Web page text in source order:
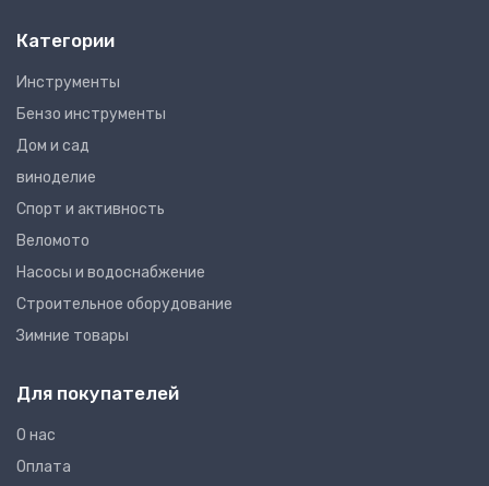
Категории
Инструменты
Бензо инструменты
Дом и сад
виноделие
Спорт и активность
Веломото
Насосы и водоснабжение
Строительное оборудование
Зимние товары
Для покупателей
О нас
Оплата